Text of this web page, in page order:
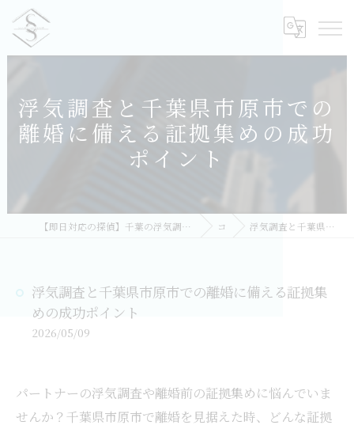
浮気調査と千葉県市原市での
離婚に備える証拠集めの成功
ポイント
【即日対応の探偵】千葉の浮気調査｜相談無料・比較しておすすめ／総合探偵社シークレットシャドー 千葉オフィス コラム 浮気調査と千葉県市原市での離婚に備える証拠集めの成功ポイント
浮気調査と千葉県市原市での離婚に備える証拠集
めの成功ポイント
2026/05/09
パートナーの浮気調査や離婚前の証拠集めに悩んでいま
せんか？千葉県市原市で離婚を見据えた時、どんな証拠